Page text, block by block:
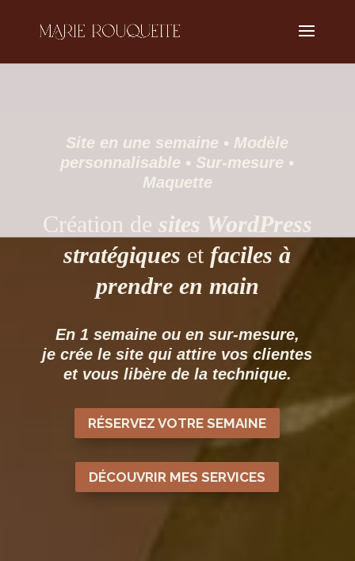
Site en une semaine • Modèle
personnalisable • Sur-mesure •
Maquette
Création de sites WordPress
stratégiques et faciles à
prendre en main
En 1 semaine ou en sur-mesure,
je crée le site qui attire vos clientes
et vous libère de la technique.
RÉSERVEZ VOTRE SEMAINE
DÉCOUVRIR MES SERVICES